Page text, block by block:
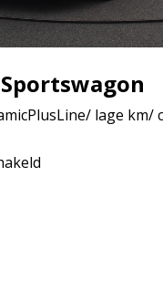
lage km/